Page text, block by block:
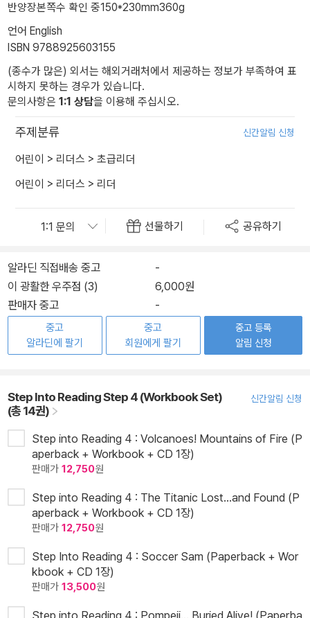
반양장본쪽수 확인 중150*230mm360g
언어 English
ISBN 9788925603155
(종수가 많은) 외서는 해외거래처에서 제공하는 정보가 부족하여 표
시하지 못하는 경우가 있습니다.
문의사항은 1:1 상담을 이용해 주십시오.
주제분류 신간알림 신청
어린이 > 리더스 > 초급리더
어린이 > 리더스 > 리더
선물하기 공유하기
알라딘 직접배송 중고
-
이 광활한 우주점 (3)
6,000원
판매자 중고
-
중고
알라딘에 팔기
중고
회원에게 팔기
중고 등록
알림 신청
Step Into Reading Step 4 (Workbook Set)
(총 14권)
신간알림 신청
Step into Reading 4 : Volcanoes! Mountains of Fire (P
aperback + Workbook + CD 1장)
판매가 12,750원
Step into Reading 4 : The Titanic Lost...and Found (P
aperback + Workbook + CD 1장)
판매가 12,750원
Step Into Reading 4 : Soccer Sam (Paperback + Wor
kbook + CD 1장)
판매가 13,500원